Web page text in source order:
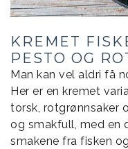
KREMET
PESTO OG
Man kan vel aldri få
Her er en kremet
torsk, rotgrønnsaker
og smakfull, med en
smakene fra fisken